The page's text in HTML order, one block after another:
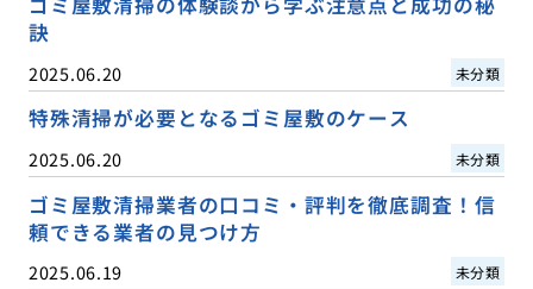
訣
2025.06.20 未分類
特殊清掃が必要となるゴミ屋敷のケース
2025.06.20 未分類
ゴミ屋敷清掃業者の口コミ・評判を徹底調査！信
頼できる業者の見つけ方
2025.06.19 未分類